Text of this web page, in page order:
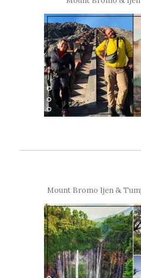
Mount Bromo Ijen &